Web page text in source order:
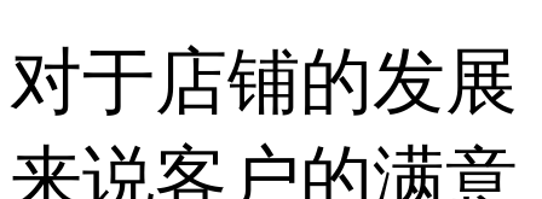
对于店铺的发展
来说客户的满意